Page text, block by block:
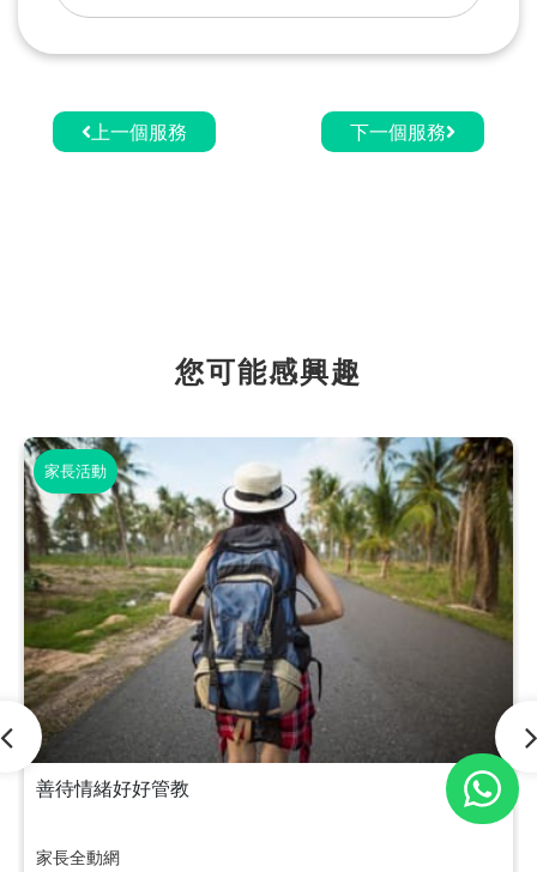
上一個服務 下一個服務
您可能感興趣
家長活動
善待情緒好好管教
家長全動網